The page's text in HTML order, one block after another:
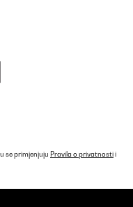
se primjenjuju Pravila o privatnostii